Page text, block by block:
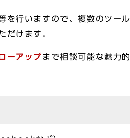
を行いますので、複数のツール
だけます。
ーアップまで相談可能な魅力的